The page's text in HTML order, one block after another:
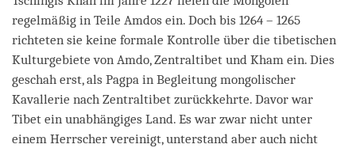
regelmäßig in Teile Amdos ein. Doch bis 1264 – 1265
richteten sie keine formale Kontrolle über die tibetischen
Kulturgebiete von Amdo, Zentraltibet und Kham ein. Dies
geschah erst, als Pagpa in Begleitung mongolischer
Kavallerie nach Zentraltibet zurückkehrte. Davor war
Tibet ein unabhängiges Land. Es war zwar nicht unter
einem Herrscher vereinigt, unterstand aber auch nicht